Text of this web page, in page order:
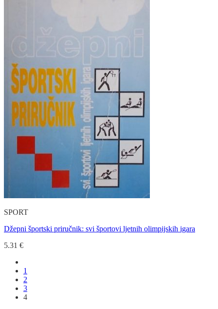
SPORT
Džepni športski priručnik: svi športovi ljetnih olimpijskih igara
5.31 €
1
2
3
4